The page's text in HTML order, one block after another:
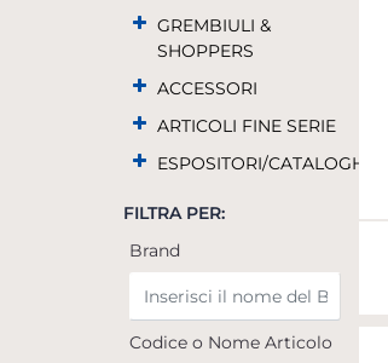
GREMBIULI &
SHOPPERS
ACCESSORI
ARTICOLI FINE SERIE
ESPOSITORI/CATALOGHI
FILTRA PER:
Brand
Codice o Nome Articolo